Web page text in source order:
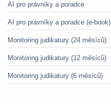
AI pro právníky a poradce
AI pro právníky a poradce (e-book)
Monitoring judikatury (24 měsíců)
Monitoring judikatury (12 měsíců)
Monitoring judikatury (6 měsíců)